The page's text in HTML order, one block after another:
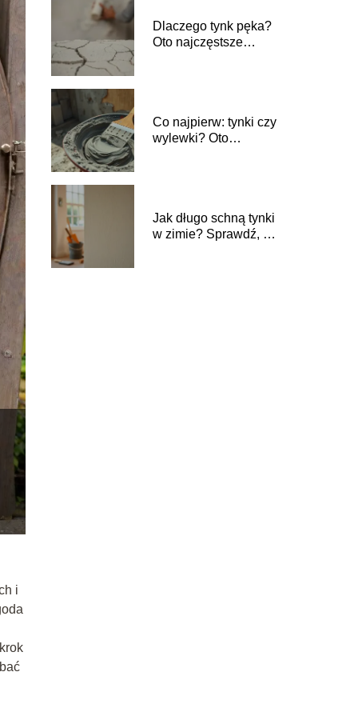
i
Dlaczego tynk pęka?
Oto najczęstsze
Co najpierw: tynki czy
wylewki? Oto
Jak długo schną tynki
w zimie? Sprawdź, co